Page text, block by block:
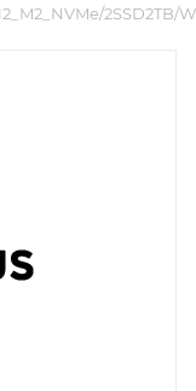
2SSD2TB/